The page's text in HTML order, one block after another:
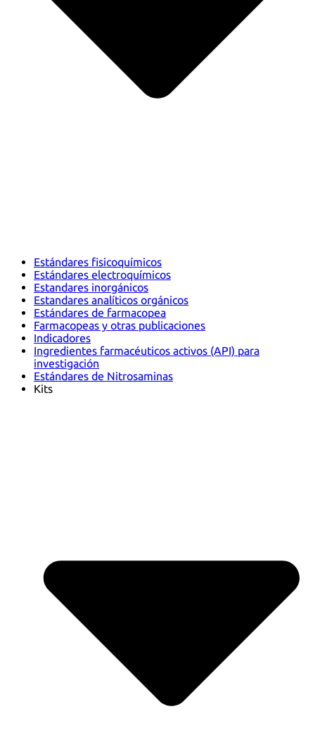
Estándares fisicoquímicos
Estándares electroquímicos
Estandares inorgánicos
Estandares analíticos orgánicos
Estándares de farmacopea
Farmacopeas y otras publicaciones
Indicadores
Ingredientes farmacéuticos activos (API) para
investigación
Estándares de Nitrosaminas
Kits